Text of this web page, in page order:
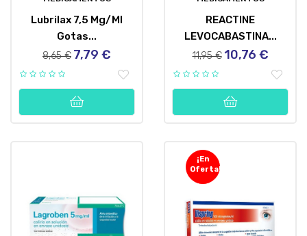
Lubrilax 7,5 Mg/ml
Gotas...
Precio
8,65 € Precio
7,79 €
REACTINE
LEVOCABASTINA...
Precio
11,95 € Precio
10,76 €
¡En
Oferta!